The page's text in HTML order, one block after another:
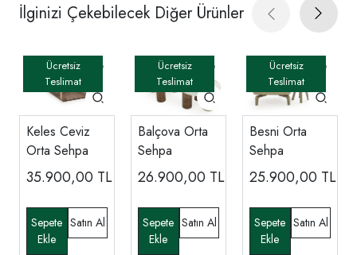
İlginizi Çekebilecek Diğer Ürünler
Keles Ceviz
Orta Sehpa
35.900,00 TL
Balçova Orta
Sehpa
26.900,00 TL
Besni Orta
Sehpa
25.900,00 TL